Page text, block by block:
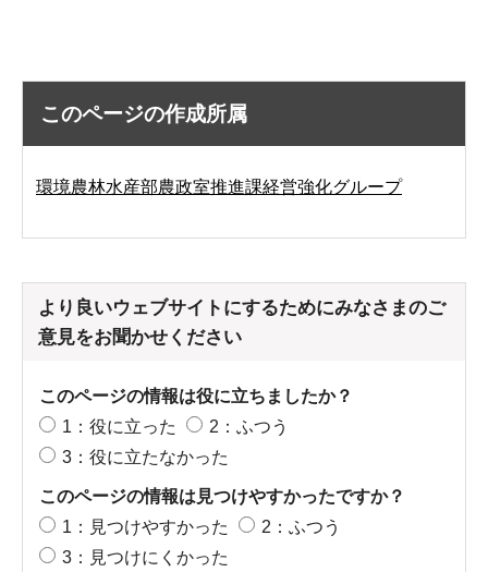
このページの作成所属
環境農林水産部農政室推進課経営強化グループ
より良いウェブサイトにするためにみなさまのご
意見をお聞かせください
このページの情報は役に立ちましたか？
1：役に立った
2：ふつう
3：役に立たなかった
このページの情報は見つけやすかったですか？
1：見つけやすかった
2：ふつう
3：見つけにくかった